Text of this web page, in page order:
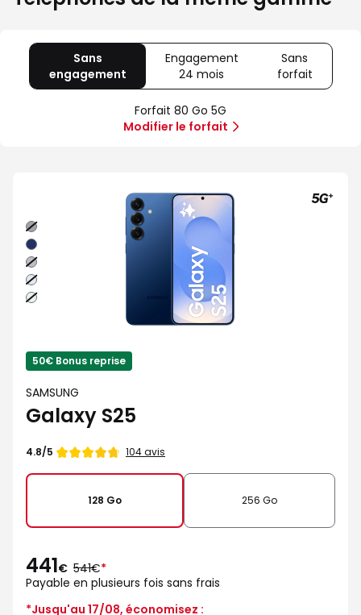
Sans
engagement
80
Go
5G
Engagement
24 mois
Offre
spéciale
Illimité
Sans
forfait
Sans
Forfait 80 Go 5G
Modifier le forfait
Noir
absolu
Bleu
nuit
Gris
Bleu
clair
Vert
d'eau
50€ Bonus reprise
SAMSUNG
Galaxy S25
Note
4.8/5 104 avis
128 Go 256 Go
441€ au
lieu
de
541€*
Payable en plusieurs fois sans frais
*Jusqu'au 17/08, économisez :